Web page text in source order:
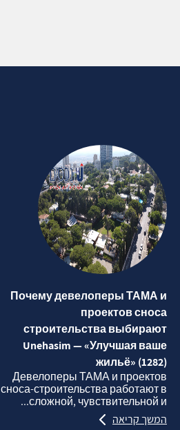
Почему девелоперы ТАМА и
проектов сноса
строительства выбирают
Unehasim — «Улучшая ваше
жильё» (1282)
Девелоперы ТАМА и проектов
сноса‑строительства работают в
сложной, чувствительной и...
המשך קריאה